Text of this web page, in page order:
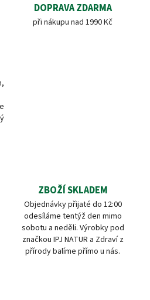
DOPRAVA ZDARMA
při nákupu nad 1990 Kč
ZBOŽÍ SKLADEM
Objednávky přijaté do 12:00
odesíláme tentýž den mimo
sobotu a neděli. Výrobky pod
značkou IPJ NATUR a Zdraví z
přírody balíme přímo u nás.